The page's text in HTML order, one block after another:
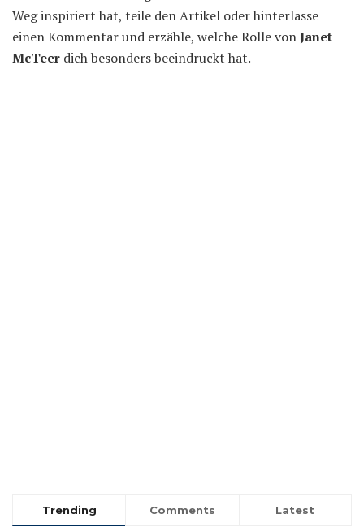
Weg inspiriert hat, teile den Artikel oder hinterlasse
einen Kommentar und erzähle, welche Rolle vonJanet
McTeer dich besonders beeindruckt hat.
Trending Comments Latest